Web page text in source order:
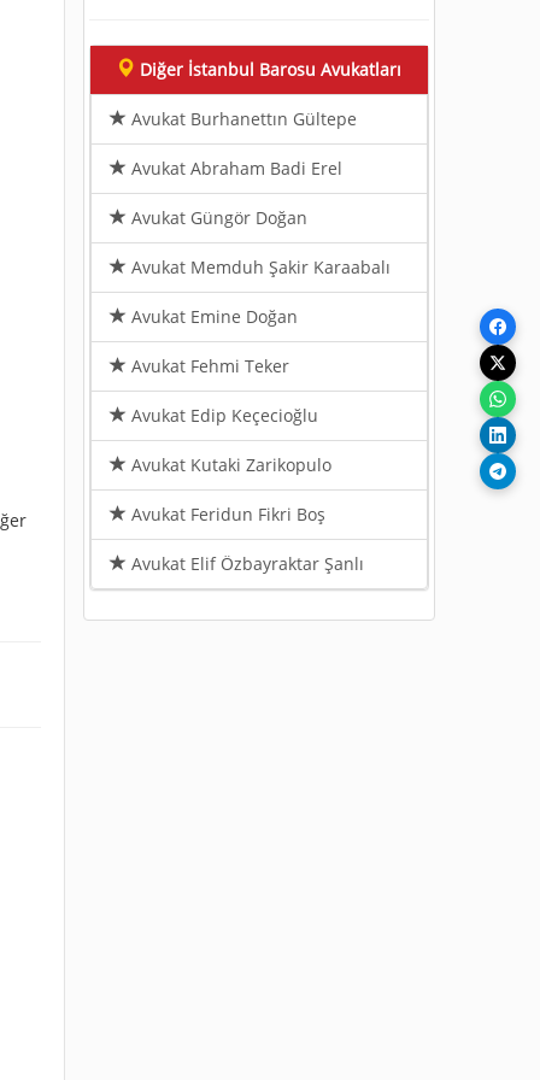
Diğer İstanbul Barosu Avukatları
Avukat Burhanettın Gültepe
Avukat Abraham Badi Erel
Avukat Güngör Doğan
Avukat Memduh Şakir Karaabalı
Avukat Emine Doğan
Avukat Fehmi Teker
Avukat Edip Keçecioğlu
Avukat Kutaki Zarikopulo
Avukat Feridun Fikri Boş
Avukat Elif Özbayraktar Şanlı